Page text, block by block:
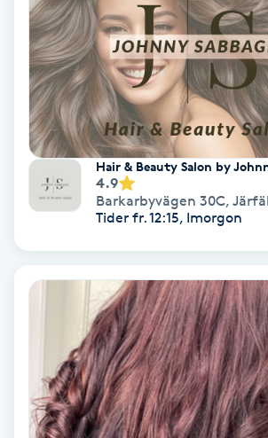
Olaplex
Olaplexbehandling
Ombre
Ombre brows
Ombre naglar
Ortobionomi
Ortopedi
Hair & Beauty Salon by
4.9
Barkarbyvägen 30C,
Tider fr. 12:15, Imorgon